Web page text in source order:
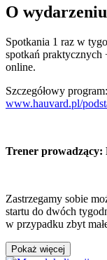
O wydarzeniu
Spotkania 1 raz w
spotkań praktycznych
online.
Szczegółowy program:
www.hauvard.pl/
Trener prowadzący:
Zastrzegamy sobie
startu do dwóch
w przypadku zbyt
Pokaż więcej